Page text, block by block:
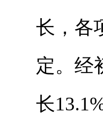
长，各
定。经
长